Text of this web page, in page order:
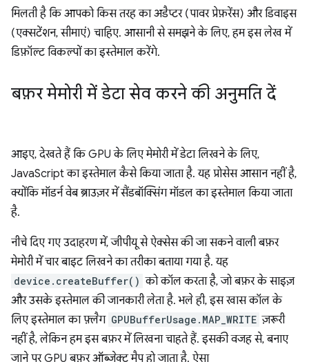
मिलती है कि आपको किस तरह का अडैप्टर (पावर प्रेफ़रेंस) और डिवाइस
(एक्सटेंशन, सीमाएं) चाहिए. आसानी से समझने के लिए, हम इस लेख में
डिफ़ॉल्ट विकल्पों का इस्तेमाल करेंगे.
बफ़र मेमोरी में डेटा सेव करने की अनुमति दें
आइए, देखते हैं कि GPU के लिए मेमोरी में डेटा लिखने के लिए,
JavaScript का इस्तेमाल कैसे किया जाता है. यह प्रोसेस आसान नहीं है,
क्योंकि मॉडर्न वेब ब्राउज़र में सैंडबॉक्सिंग मॉडल का इस्तेमाल किया जाता
है.
नीचे दिए गए उदाहरण में, जीपीयू से ऐक्सेस की जा सकने वाली बफ़र
मेमोरी में चार बाइट लिखने का तरीका बताया गया है. यह
device.createBuffer() को कॉल करता है, जो बफ़र के साइज़
और उसके इस्तेमाल की जानकारी लेता है. भले ही, इस खास कॉल के
लिए इस्तेमाल का फ़्लैग GPUBufferUsage.MAP_WRITE ज़रूरी
नहीं है, लेकिन हम इस बफ़र में लिखना चाहते हैं. इसकी वजह से, बनाए
जाने पर GPU बफ़र ऑब्जेक्ट मैप हो जाता है. ऐसा